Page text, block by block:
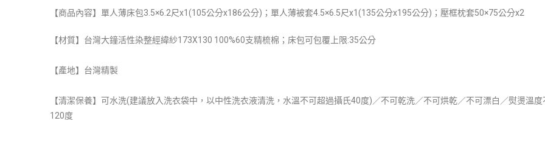
【商品內容】單人薄床包3.5×6.2尺x1(105公分x186公分) ；單人薄被套4.5×6.5尺x1(135公分x195公分) ；壓框枕套50×75公分x2
【材質】台灣大鐘活性染整經緯紗173X130 100%60支精梳棉；床包可包覆上限:35公分
【產地】台灣精製
【清潔保養】可水洗(建議放入洗衣袋中，以中性洗衣液清洗，水溫不可超過攝氏40度)／不可乾洗／不可烘乾／不可漂白／熨燙溫
120度